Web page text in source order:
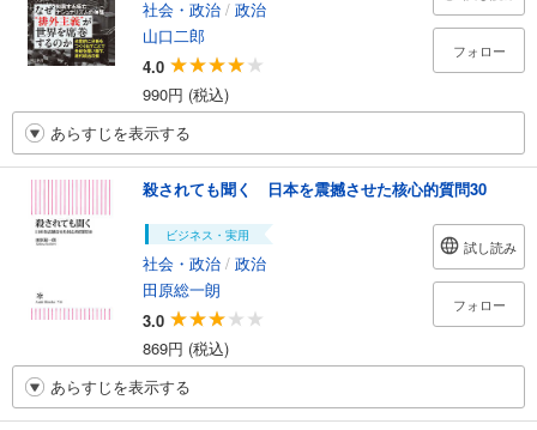
社会・政治 / 政治
山口二郎
4.0
990円 (税込)
フォロー
あらすじを表示する
殺されても聞く 日本を震撼させた核心的質問30
ビジネス・実用
社会・政治 / 政治
田原総一朗
3.0
869円 (税込)
試し読み
フォロー
あらすじを表示する